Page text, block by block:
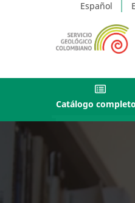
Español
Catálogo completo